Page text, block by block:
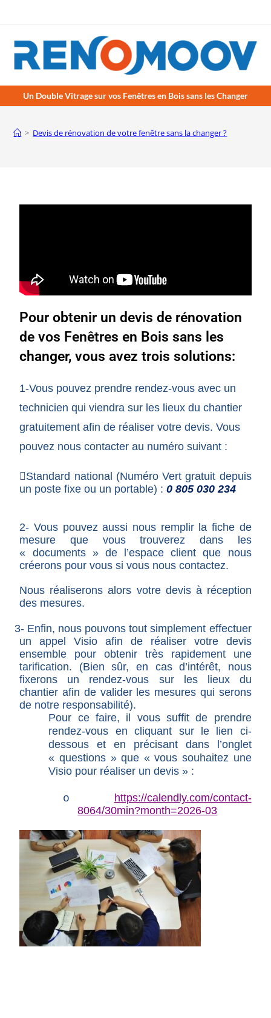
Un Double Vitrage sur vos Fenêtres en Bois sans les Changer
> Devis de rénovation de votre fenêtre sans la changer ?
Pour obtenir un devis de rénovation
de vos Fenêtres en Bois sans les
changer, vous avez trois solutions:
1-Vous pouvez prendre rendez-vous avec un
technicien qui viendra sur les lieux du chantier
gratuitement afin de réaliser votre devis.Vous
pouvez nous contacter au numéro suivant :
Standard national (Numéro Vert gratuit depuis
un poste fixe ou un portable) :0 805 030 234
2- Vous pouvez aussi nous remplir la fiche de
mesure que vous trouverez dans les
« documents » de l’espace client que nous
créerons pour vous si vous nous contactez.
Nous réaliserons alors votre devis à réception
des mesures.
3- Enfin, nous pouvons tout simplement effectuer
un appel Visio afin de réaliser votre devis
ensemble pour obtenir très rapidement une
tarification. (Bien sûr, en cas d’intérêt, nous
fixerons un rendez-vous sur les lieux du
chantier afin de valider les mesures qui serons
de notre responsabilité).
Pour ce faire, il vous suffit de prendre
rendez-vous en cliquant sur le lien ci-
dessous et en précisant dans l’onglet
« questions » que « vous souhaitez une
Visio pour réaliser un devis » :
o
https://calendly.com/contact-
8064/30min?month=2026-03